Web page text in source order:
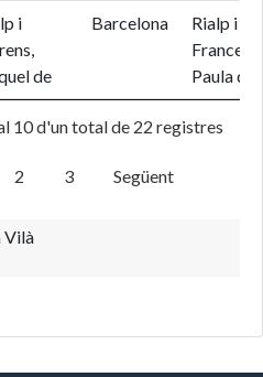
i
de
Barcelona
Rialp i
Francesc
Paula de
10 d'un total de 22 registres
2 3 Següent
Vilà